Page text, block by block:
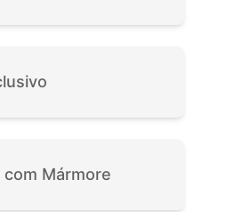
com Mármore